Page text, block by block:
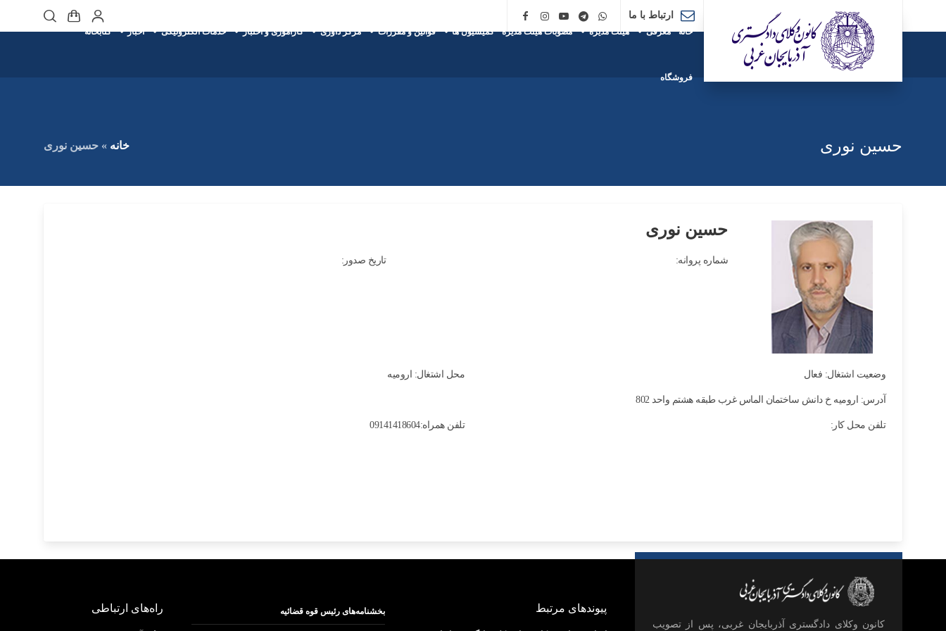
ارتباط با ما
خانه معرفی هیئت مدیره مصوبات هیئت مدیره کمیسیون ها قوانین و مقررات مرکز داوری کارآموزی و اختبار خدمات الکترونیکی اخبار کتابخانه
فروشگاه
حسین نوری خانه » حسین نوری
حسین نوری
شماره پروانه: تاریخ صدور:
وضعیت اشتغال: فعال محل اشتغال: اروميه
آدرس: ارومیه خ دانش ساختمان الماس غرب طبقه هشتم واحد 802
تلفن محل کار: تلفن همراه:09141418604
كانون وكلای دادگستری آذربايجان غربی، پس از تصويب
پیوندهای مرتبط بخشنامه‌های رئیس قوه قضائیه راه‌های ارتباطی